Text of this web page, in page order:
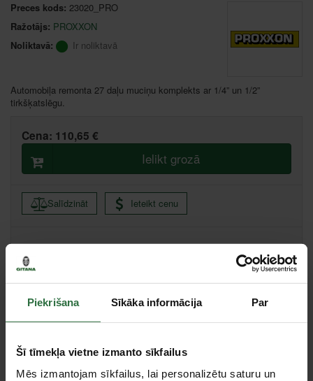
Piekrišana Sīkāka informācija Par
Šī tīmekļa vietne izmanto sīkfailus
Mēs izmantojam sīkfailus, lai personalizētu saturu un
Preces kods: 23020_PRO
Ražotājs: PROXXON
Noliktavā:
Ir noliktavā
Automobiļa remonta 27 daļu muciņu komplekts ar 1/4” un 1/2”
tirkšķatslēgu.
Cena: 110,65 €
Ielikt grozā
Salīdzināt Ieteikt cenu
Ikmēneša maksājums no 2.37 €
Centrālā noliktava, (uzzināt vairāk šeit, )
Citas noliktavas, (uzzināt vairāk šeit, )
Apraksts